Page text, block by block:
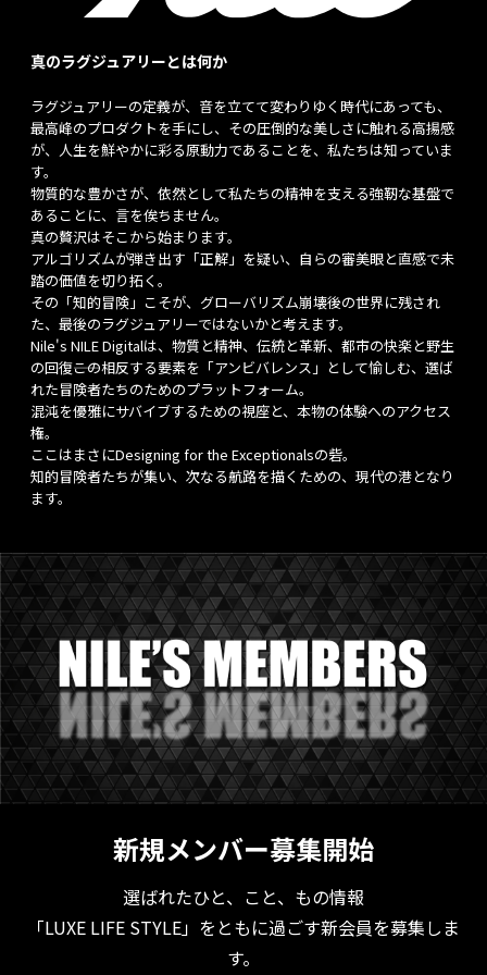
真のラグジュアリーとは何か
ラグジュアリーの定義が、音を立てて変わりゆく時代にあっても、
最高峰のプロダクトを手にし、その圧倒的な美しさに触れる高揚感
が、人生を鮮やかに彩る原動力であることを、私たちは知っていま
す。
物質的な豊かさが、依然として私たちの精神を支える強靭な基盤で
あることに、言を俟ちません。
真の贅沢はそこから始まります。
アルゴリズムが弾き出す「正解」を疑い、自らの審美眼と直感で未
踏の価値を切り拓く。
その「知的冒険」こそが、グローバリズム崩壊後の世界に残され
た、最後のラグジュアリーではないかと考えます。
Nile's NILE Digitalは、物質と精神、伝統と革新、都市の快楽と野生
の回復――この相反する要素を「アンビバレンス」として愉しむ、選ば
れた冒険者たちのためのプラットフォーム。
混沌を優雅にサバイブするための視座と、本物の体験へのアクセス
権。
ここはまさにDesigning for the Exceptionalsの砦。
知的冒険者たちが集い、次なる航路を描くための、現代の港となり
ます。
新規メンバー募集開始
選ばれたひと、こと、もの情報
「LUXE LIFE STYLE」をともに過ごす新会員を募集しま
す。